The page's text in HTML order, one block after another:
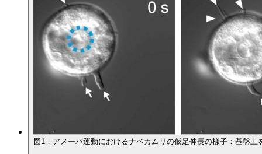
図1．アメーバ運動におけるナベカムリの仮足伸長の様子：基盤